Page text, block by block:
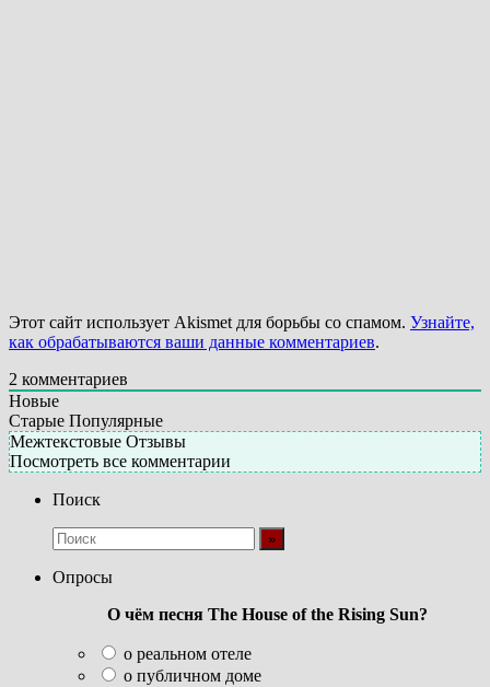
Этот сайт использует Akismet для борьбы со спамом. Узнайте,
как обрабатываются ваши данные комментариев.
2 комментариев
Новые
Старые Популярные
Межтекстовые Отзывы
Посмотреть все комментарии
Поиск
Опросы
О чём песня The House of the Rising Sun?
о реальном отеле
о публичном доме